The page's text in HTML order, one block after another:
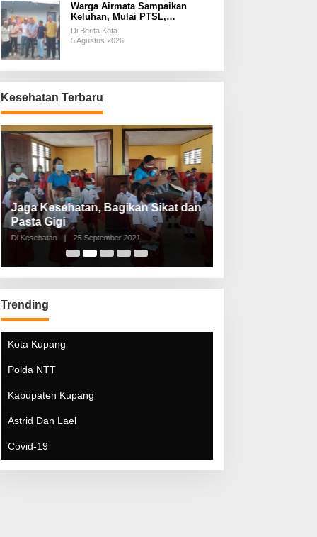
Warga Airmata Sampaikan
Keluhan, Mulai PTSL,
Ketersediaan Minyak Tanah &
Lahan Pemakaman
Di Berita Kota
5 Agustus 2026
Kesehatan Terbaru
Jaga Kesehatan, Bagikan Sikat dan
Pasta Gigi
Di Kesehatan | 25 September 2021
Trending
Kota Kupang
Polda NTT
Kabupaten Kupang
Astrid Dan Lael
Covid-19